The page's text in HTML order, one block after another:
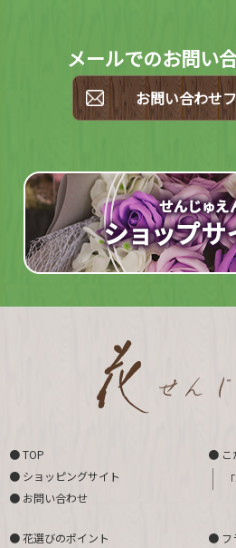
メールでのお問い
お問い合わせ
● TOP
● ショッピングサイト
● お問い合わせ
● こ
● 花選びのポイント ● フ